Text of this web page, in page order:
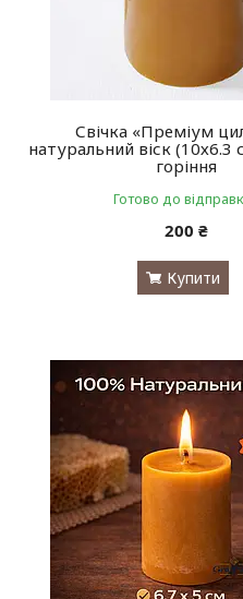
Свічка «Преміум
натуральний віск (10х6.3
горіння
Готово до
200 ₴
Купити